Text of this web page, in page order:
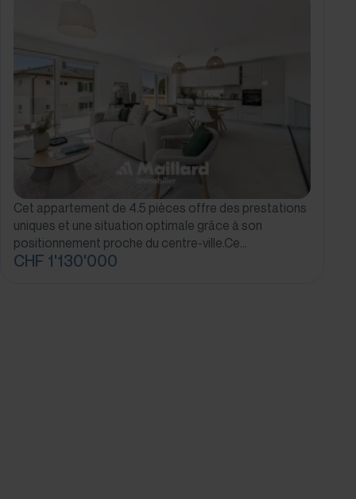
Cet appartement de 4.5 pièces offre des prestations
uniques et une situation optimale grâce à son
positionnement proche du centre-ville.Ce…
CHF 1'130'000